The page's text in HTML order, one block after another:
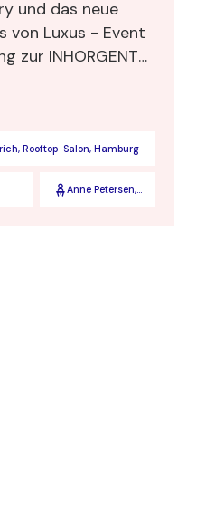
und das neue
von Luxus - Event
Rooftop-Salon, Hamburg
Anne Petersen,